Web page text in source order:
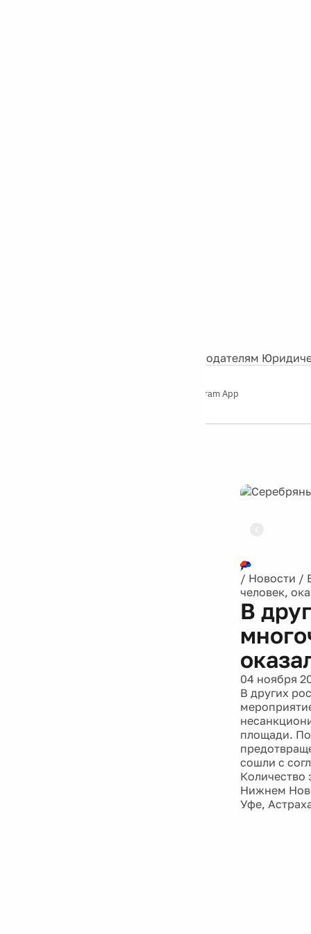
Рекламодателям
Telegram App
/ Новости /
человек,
В
04 ноября
В других
площади.
сошли с
Количество
Нижнем
Уфе,